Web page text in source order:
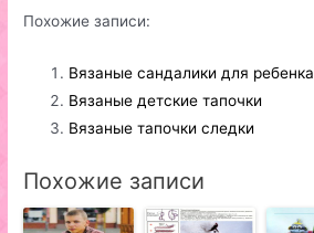
Похожие записи:
Вязаные сандалики для ребенка
Вязаные детские тапочки
Вязаные тапочки следки
Похожие записи